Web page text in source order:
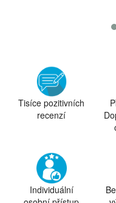
Tisíce pozitivních
recenzí
Individuální